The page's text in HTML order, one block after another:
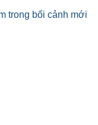
trong bối cảnh mới